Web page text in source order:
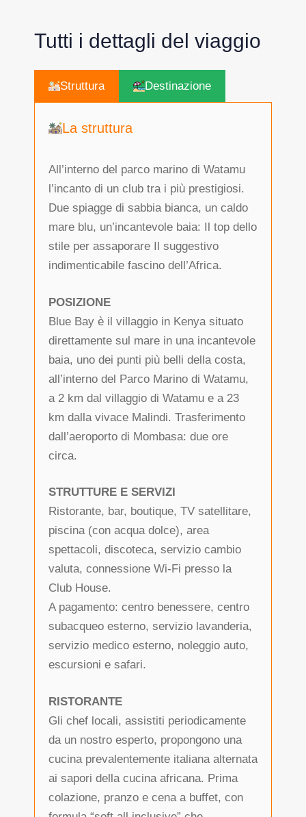
Tutti i dettagli del viaggio
Struttura Destinazione
La struttura
All’interno del parco marino di Watamu
l’incanto di un club tra i più prestigiosi.
Due spiagge di sabbia bianca, un caldo
mare blu, un’incantevole baia: Il top dello
stile per assaporare Il suggestivo
indimenticabile fascino dell’Africa.
POSIZIONE
Blue Bay è il villaggio in Kenya situato
direttamente sul mare in una incantevole
baia, uno dei punti più belli della costa,
all’interno del Parco Marino di Watamu,
a 2 km dal villaggio di Watamu e a 23
km dalla vivace Malindi. Trasferimento
dall’aeroporto di Mombasa: due ore
circa.
STRUTTURE E SERVIZI
Ristorante, bar, boutique, TV satellitare,
piscina (con acqua dolce), area
spettacoli, discoteca, servizio cambio
valuta, connessione Wi-Fi presso la
Club House.
A pagamento: centro benessere, centro
subacqueo esterno, servizio lavanderia,
servizio medico esterno, noleggio auto,
escursioni e safari.
RISTORANTE
Gli chef locali, assistiti periodicamente
da un nostro esperto, propongono una
cucina prevalentemente italiana alternata
ai sapori della cucina africana. Prima
colazione, pranzo e cena a buffet, con